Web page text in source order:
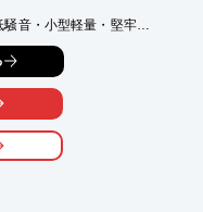
音・小型軽量・堅牢・
用可能です。